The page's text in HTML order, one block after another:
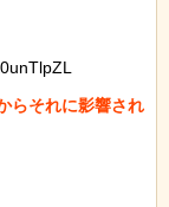
らそれに影響され